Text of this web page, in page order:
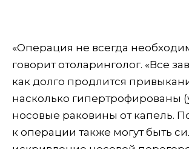
«Операция не всегда
говорит отоларинголог. «Все
как долго продлится
насколько гипертрофированы
носовые раковины от капель.
к операции также могут быть